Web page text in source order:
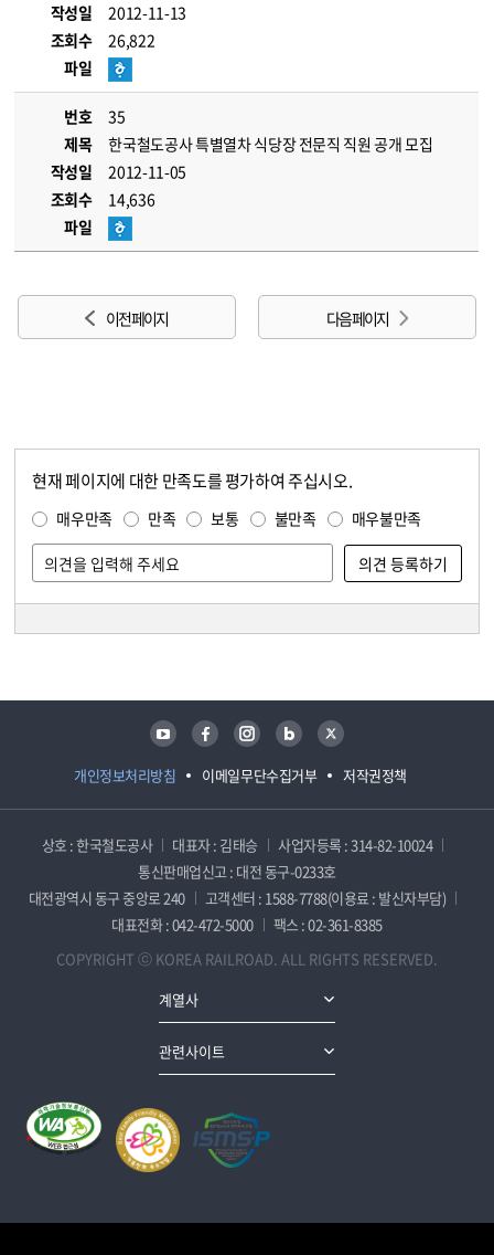
작성일
2012-11-13
조회수
26,822
파일
번호
35
제목
한국철도공사 특별열차 식당장 전문직 직원 공개 모집
작성일
2012-11-05
조회수
14,636
파일
이전 페이지 다음 페이지
현재 페이지에 대한 만족도를 평가하여 주십시오.
매우만족 만족 보통 불만족 매우불만족
개인정보처리방침 이메일무단수집거부 저작권정책
유튜브 페이스북 인스타그램 블로그 트위터
상호 : 한국철도공사 대표자 : 김태승
사업자등록 : 314-82-10024
통신판매업신고 : 대전 동구-0233호
대전광역시 동구 중앙로 240
고객센터 : 1588-7788(이용료 : 발신자부담)
대표전화 : 042-472-5000
팩스 : 02-361-8385
COPYRIGHT ⓒ KOREA RAILROAD. ALL RIGHTS RESERVED.
계열사
관련사이트